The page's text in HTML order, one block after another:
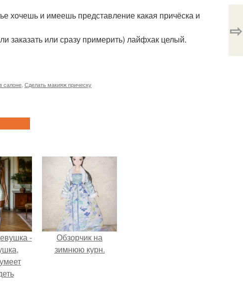
хочешь и имеешь представление какая причёска и
заказать или сразу примерить) лайфхак целый.
салоне Сделать макияж прическу
⇨
-
Обзорчик на
зимнюю курн.